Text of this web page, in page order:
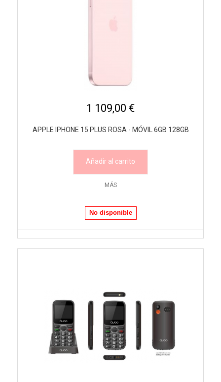
1 109,00 €
APPLE IPHONE 15 PLUS ROSA - MÓVIL 6GB 128GB
Añadir al carrito
MÁS
No disponible